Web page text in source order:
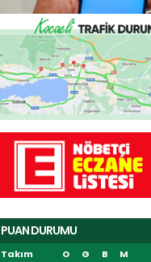
PUAN DURUMU
Takım O G B M